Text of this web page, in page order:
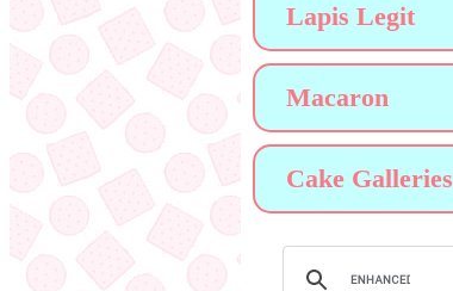
Lapis Legit
Macaron
Cake Galleries